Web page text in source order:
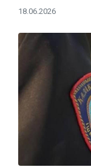
18.06.2026